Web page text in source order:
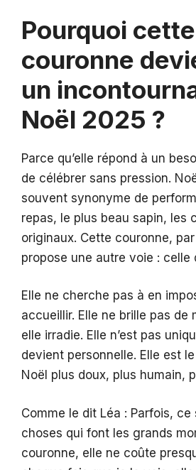
Pourquoi cette
couronne
un
Noël 2025 ?
Parce qu’elle répond à un
de célébrer sans pression.
souvent synonyme de
repas, le plus beau sapin, les
originaux. Cette couronne,
propose une autre voie : celle
Elle ne cherche pas à en
accueillir. Elle ne brille pas de
elle irradie. Elle n’est pas
devient personnelle. Elle est le
Noël plus doux, plus humain,
Comme le dit Léa : Parfois,
choses qui font les grands
couronne, elle ne coûte